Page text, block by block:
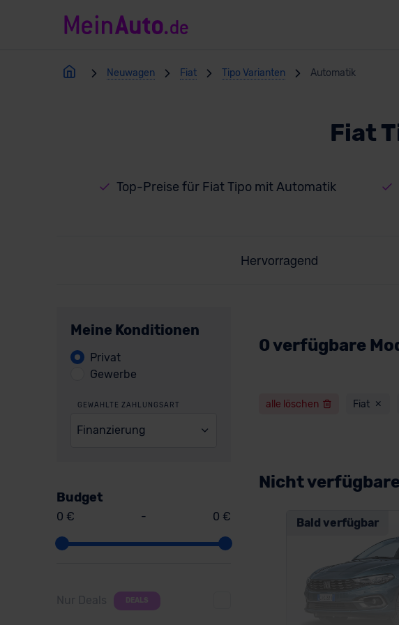
Neuwagen Fiat Tipo Varianten Automatik
Fiat
Top-Preise für Fiat Tipo mit Automatik
Meine Konditionen
Privat
Gewerbe
GEWÄHLTE ZAHLUNGSART
Finanzierung
Budget
0 € - 0 €
Nur Deals DEALS
0 verfügbare
alle löschen Fiat
Nicht
Bald verfügbar